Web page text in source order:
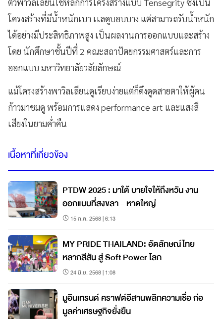
โครงสร้างที่มีน้ำหนักเบา เเลดูบอบบาง แต่สามารถรับน้ำหนัก
ได้อย่างมีประสิทธิภาพสูง เป็นผลงานการออกแบบและสร้าง
โดย นักศึกษาชั้นปีที่ 2 คณะสถาปัตยกรรมศาสตร์และการ
ออกแบบ มหาวิทยาลัยวลัยลักษณ์
แม้โครงสร้างพาวิลเลียนดูเรียบง่ายแต่ก็ดึงดูดสายตาให้ผู้คน
ก้าวมาชมดู พร้อมการแสดง performance art และแสงสี
เสียงในยามค่ำคืน
เนื้อหาที่เกี่ยวข้อง
PTDW 2025 : มาใต้ บายใจให้ถึงหวัน งาน
ออกแบบที่สงขลา - หาดใหญ่
15 ก.ค. 2568 | 6:13
MY PRIDE THAILAND: อัตลักษณ์ไทย
หลากสีสัน สู่ Soft Power โลก
24 มิ.ย. 2568 | 1:08
มูอินเทรนด์ คราฟต์อีสานพลิกความเชื่อ ก่อ
มูลค่าเศรษฐกิจยั่งยืน